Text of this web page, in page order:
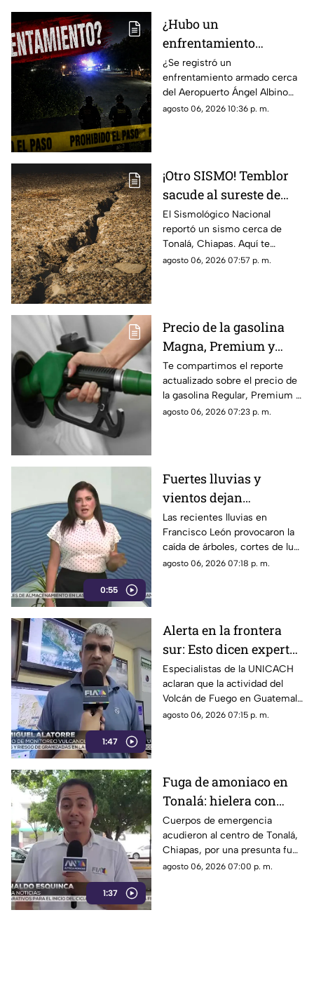
¿Hubo un
enfrentamiento
armado en el
aeropuerto Ángel
Albino Corzo? Esto
dijeron las autoridades
¿Se registró un
enfrentamiento armado cerca
del Aeropuerto Ángel Albino
Corzo? Autoridades
agosto 06, 2026 10:36 p. m.
¡Otro SISMO! Temblor
sacude al sureste de
México HOY: epicentro
y magnitud
El Sismológico Nacional
reportó un sismo cerca de
Tonalá, Chiapas. Aquí te
contamos todos los detalles
agosto 06, 2026 07:57 p. m.
Precio de la gasolina
Magna, Premium y
Diésel en Chiapas:
costo por municipio
este viernes 7 de agosto
Te compartimos el reporte
actualizado sobre el precio de
la gasolina Regular, Premium y
Diésel en las estaciones de
agosto 06, 2026 07:23 p. m.
0:55
Fuertes lluvias y
vientos dejan
viviendas dañadas en
Francisco León,
Chiapas
Las recientes lluvias en
Francisco León provocaron la
caída de árboles, cortes de luz
y daños en casas de la
agosto 06, 2026 07:18 p. m.
1:47
Alerta en la frontera
sur: Esto dicen expertos
sobre el Volcán de
Fuego y la ceniza en
Chiapas
Especialistas de la UNICACH
aclaran que la actividad del
Volcán de Fuego en Guatemala
no representa peligro para
agosto 06, 2026 07:15 p. m.
1:37
Fuga de amoniaco en
Tonalá: hielera con
material peligroso
genera movilización de
emergencia
Cuerpos de emergencia
acudieron al centro de Tonalá,
Chiapas, por una presunta fuga
de amoniaco en una hielería.
agosto 06, 2026 07:00 p. m.